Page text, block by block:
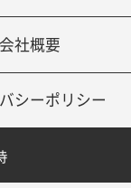
会社概要
シーポリシー